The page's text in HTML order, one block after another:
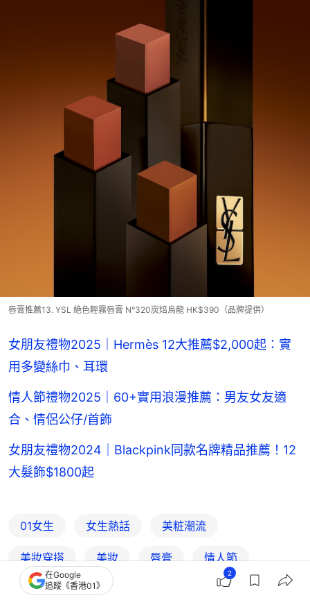
唇膏推薦13. YSL 絶色輕霧唇膏 N°320炭焙烏龍 HK$390（品牌提供）
女朋友禮物2025｜Hermès 12大推薦$2,000起：實
用多變絲巾、耳環
情人節禮物2025｜60+實用浪漫推薦：男友女友適
合、情侶公仔/首飾
女朋友禮物2024｜Blackpink同款名牌精品推薦！12
大髮飾$1800起
01女生 女生熱話 美粧潮流
美妝穿搭 美妝 唇膏 情人節
情人節禮物提案 Bobbi Brown
在Google
追蹤《香港01》
2